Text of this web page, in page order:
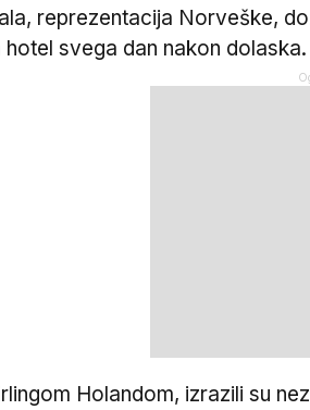
reprezentacija Norveške,
svega dan nakon dolaska.
Holandom, izrazili su